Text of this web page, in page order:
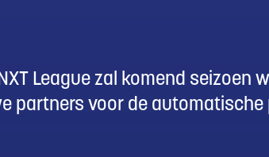
League zal komend seizoen
partners voor de